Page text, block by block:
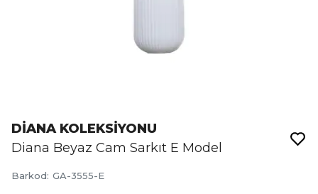
DİANA KOLEKSİYONU
Diana Beyaz Cam Sarkıt E Model
Barkod: GA-3555-E